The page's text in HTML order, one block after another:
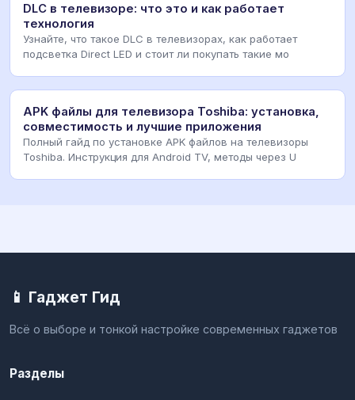
DLC в телевизоре: что это и как работает
технология
Узнайте, что такое DLC в телевизорах, как работает
подсветка Direct LED и стоит ли покупать такие мо
APK файлы для телевизора Toshiba: установка,
совместимость и лучшие приложения
Полный гайд по установке APK файлов на телевизоры
Toshiba. Инструкция для Android TV, методы через U
📱 Гаджет Гид
Всё о выборе и тонкой настройке современных гаджетов
Разделы